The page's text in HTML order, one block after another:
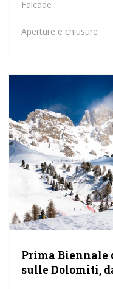
Falcade
Aperture e chiusure
Prima Biennale
sulle Dolomiti,